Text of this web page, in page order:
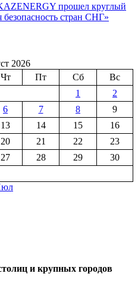
прошел круглый
безопасность стран СНГ»
2026
Чт Пт Сб
Вс
1
2
6 7 8
9
13 14 15
16
20 21 22
23
27 28 29
30
и крупных городов